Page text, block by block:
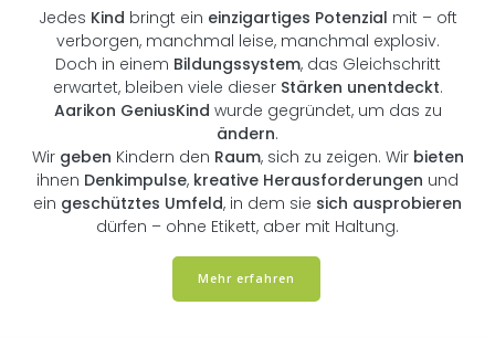
Jedes Kind bringt ein einzigartiges Potenzial mit – oft
verborgen, manchmal leise, manchmal explosiv.
Doch in einem Bildungssystem, das Gleichschritt
erwartet, bleiben viele dieser Stärken unentdeckt.
Aarikon GeniusKind wurde gegründet, um das zu
ändern.
Wir geben Kindern den Raum, sich zu zeigen. Wir bieten
ihnen Denkimpulse, kreative Herausforderungen und
ein geschütztes Umfeld, in dem sie sich ausprobieren
dürfen – ohne Etikett, aber mit Haltung.
Mehr erfahren